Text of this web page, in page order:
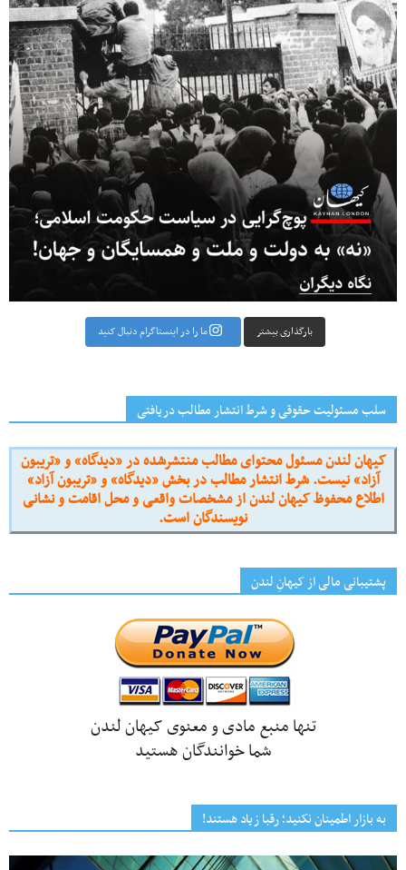
بارگذاری بیشتر ما را در اینستاگرام دنبال کنید
سلب مسئولیت حقوقی و شرط انتشار مطالب دریافتی
کیهان لندن مسئول محتوای مطالب منتشرشده در «دیدگاه» و «تریبون
آزاد» نیست. شرط انتشار مطالب در بخش «دیدگاه» و «تریبون آزاد»
اطلاع محفوظ کیهان لندن از مشخصات واقعی و محل اقامت و نشانی
نویسندگان است.
پشتیبانی مالی از کیهانِ لندن
تنها منبع مادی و معنوی کیهان لندن
شما خوانندگان هستید
به بازار اطمینان نکنید؛ رقبا زیاد هستند!